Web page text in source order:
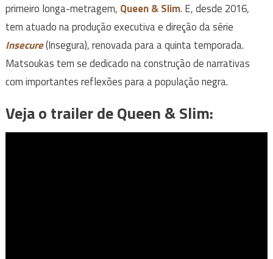
primeiro longa-metragem, Queen & Slim. E, desde 2016,
tem atuado na produção executiva e direção da série
Insecure(Insegura), renovada para a quinta temporada.
Matsoukas tem se dedicado na construção de narrativas
com importantes reflexões para a população negra.
Veja o trailer de Queen & Slim: